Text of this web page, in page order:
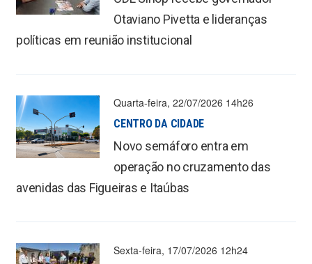
Otaviano Pivetta e lideranças
políticas em reunião institucional
Quarta-feira, 22/07/2026 14h26
CENTRO DA CIDADE
Novo semáforo entra em
operação no cruzamento das
avenidas das Figueiras e Itaúbas
Sexta-feira, 17/07/2026 12h24